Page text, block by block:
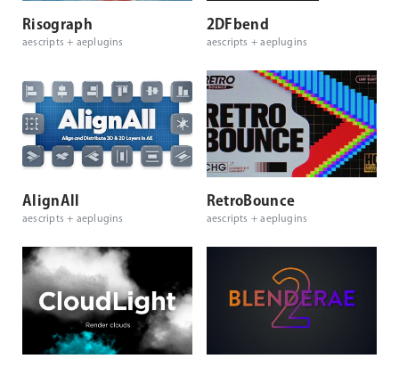
Risograph
aescripts + aeplugins
2DFbend
aescripts + aeplugins
AlignAll
aescripts + aeplugins
RetroBounce
aescripts + aeplugins